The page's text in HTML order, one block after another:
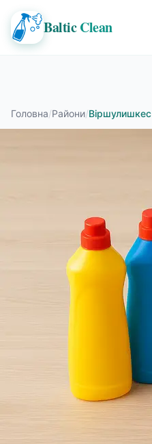
Baltic Clean
Головна/Райони/Віршулишкес